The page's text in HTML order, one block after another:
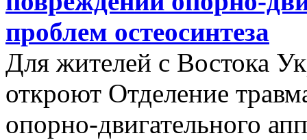
проблем остеосинтеза
Для жителей с Востока
откроют Отделение
опорно-двигательного